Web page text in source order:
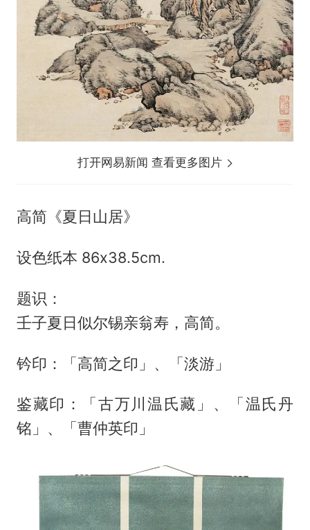
打开网易新闻 查看更多图片
高简《夏日山居》
设色纸本 86x38.5cm.
题识：
壬子夏日似尔锡亲翁寿，高简。
钤印：「高简之印」、「淡游」
鉴藏印：「古万川温氏藏」、「温氏丹
铭」、「曹仲英印」